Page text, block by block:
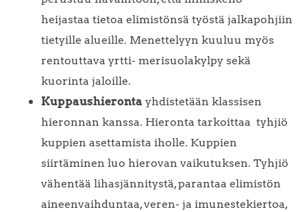
heijastaa tietoa elimistönsä työstä jalkapohjiin
tietyille alueille. Menettelyyn kuuluu myös
rentouttava yrtti- merisuolakylpy sekä
kuorinta jaloille.
Kuppaushieronta yhdistetään klassisen
hieronnan kanssa. Hieronta tarkoittaa tyhjiö
kuppien asettamista iholle. Kuppien
siirtäminen luo hierovan vaikutuksen. Tyhjiö
vähentää lihasjännitystä, parantaa elimistön
aineenvaihduntaa, veren- ja imunestekiertoa,